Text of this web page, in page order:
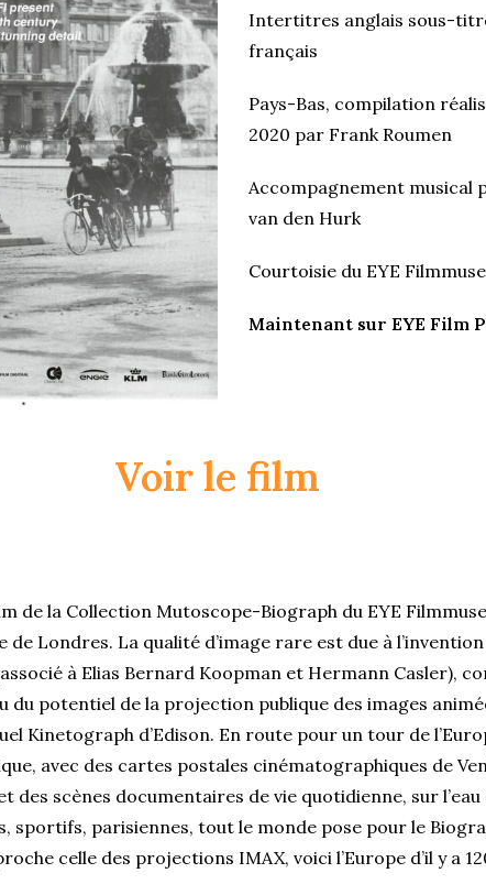
Intertitres anglais sous-
français
Pays-Bas, compilation
2020 par Frank Roumen
Accompagnement musical
van den Hurk
Courtoisie du EYE
Maintenant sur EYE Film
Voir le film
de la Collection Mutoscope-Biograph du EYE
Londres. La qualité d’image rare est due à
à Elias Bernard Koopman et Hermann Casler),
du potentiel de la projection publique des images
Kinetograph d’Edison. En route pour un tour de
avec des cartes postales cinématographiques de
des scènes documentaires de vie quotidienne, sur l’eau
sportifs, parisiennes, tout le monde pose pour le
celle des projections IMAX, voici l’Europe d’il y a